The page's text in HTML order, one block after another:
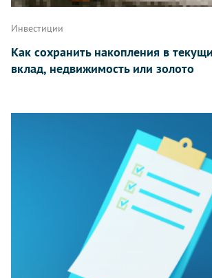
Инвестиции
Как сохранить накопления в
вклад, недвижимость или золото